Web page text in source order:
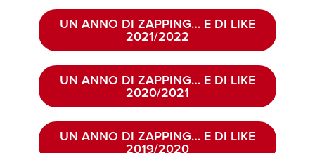
UN ANNO DI ZAPPING… E DI LIKE
2021/2022
UN ANNO DI ZAPPING… E DI LIKE
2020/2021
UN ANNO DI ZAPPING… E DI LIKE
2019/2020